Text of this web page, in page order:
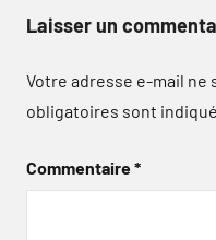
Laisser un
Votre adresse e-mail ne
obligatoires sont
Commentaire*